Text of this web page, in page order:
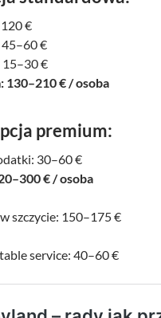
€
45–60 €
€
130–210 € / osoba
premium:
30–60 €
€ / osoba
szczycie: 150–175 €
service: 40–60 €